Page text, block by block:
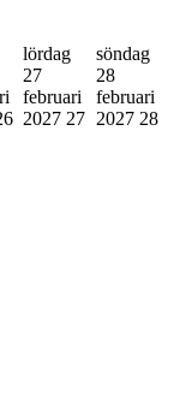
lördag
27
februari
2027 27
söndag
28
februari
2027 28